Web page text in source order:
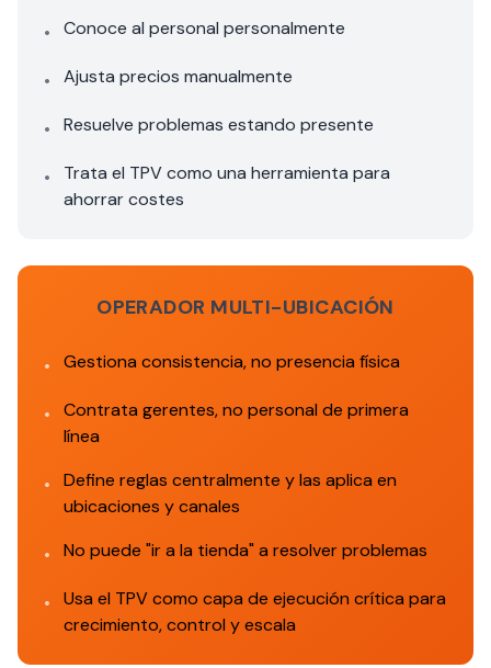
• Conoce al personal personalmente
• Ajusta precios manualmente
• Resuelve problemas estando presente
•
Trata el TPV como una herramienta para
ahorrar costes
OPERADOR MULTI-UBICACIÓN
• Gestiona consistencia, no presencia física
•
Contrata gerentes, no personal de primera
línea
•
Define reglas centralmente y las aplica en
ubicaciones y canales
• No puede "ir a la tienda" a resolver problemas
•
Usa el TPV como capa de ejecución crítica para
crecimiento, control y escala